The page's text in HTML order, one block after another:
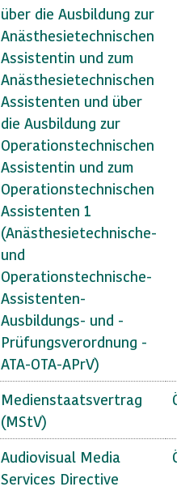
über die Ausbildung zur
Anästhesietechnischen
Assistentin und zum
Anästhesietechnischen
Assistenten und über
die Ausbildung zur
Operationstechnischen
Assistentin und zum
Operationstechnischen
Assistenten 1
(Anästhesietechnische-
und
Operationstechnische-
Assistenten-
Ausbildungs- und -
Prüfungsverordnung -
ATA-OTA-APrV)
Medienstaatsvertrag
(MStV)
Audiovisual Media
Services Directive